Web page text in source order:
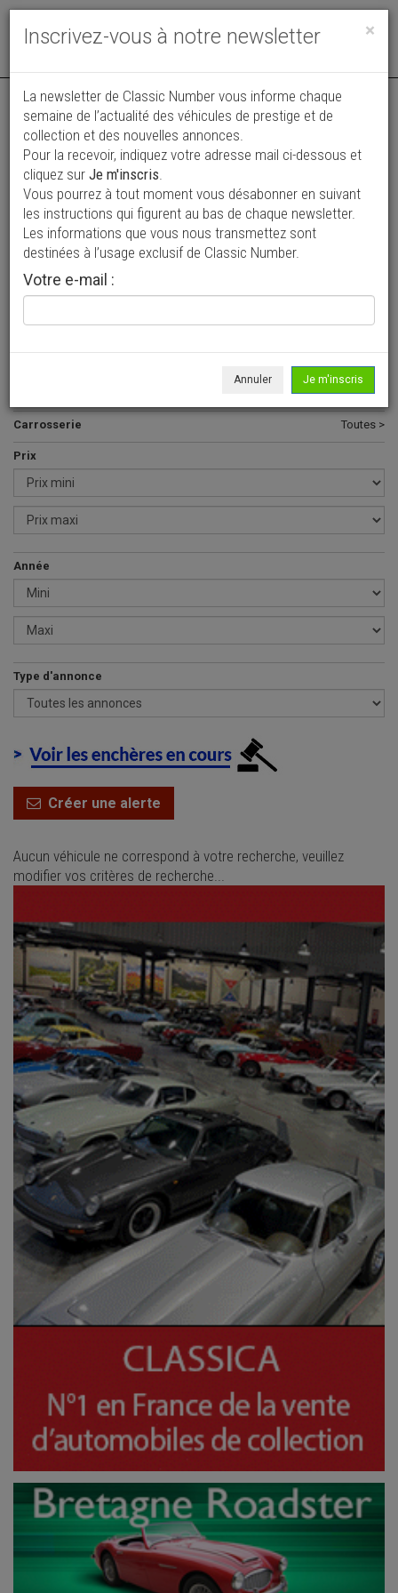
Toggle
Vos annonces vues par
plus de 4 millions de collectionneurs
Ajouter une annonce
> Rechercher un véhicule
Tous >
Carrosserie Toutes >
Prix
Année
Type d'annonce
Créer une alerte
Aucun véhicule ne correspond à votre recherche, veuillez
modifier vos critères de recherche...
×
Inscrivez-vous à notre newsletter
La newsletter de Classic Number vous informe chaque
semaine de l’actualité des véhicules de prestige et de
collection et des nouvelles annonces.
Pour la recevoir, indiquez votre adresse mail ci-dessous et
cliquez sur Je m'inscris.
Vous pourrez à tout moment vous désabonner en suivant
les instructions qui figurent au bas de chaque newsletter.
Les informations que vous nous transmettez sont
destinées à l’usage exclusif de Classic Number.
Votre e-mail :
Annuler Je m'inscris